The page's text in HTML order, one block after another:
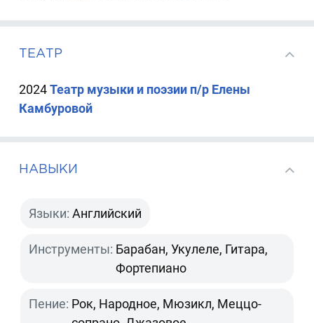
ТЕАТР
2024Театр музыки и поэзии п/р Елены
Камбуровой
НАВЫКИ
Языки: Английский
Инструменты: Барабан, Укулеле, Гитара,
Фортепиано
Пение: Рок, Народное, Мюзикл, Меццо-